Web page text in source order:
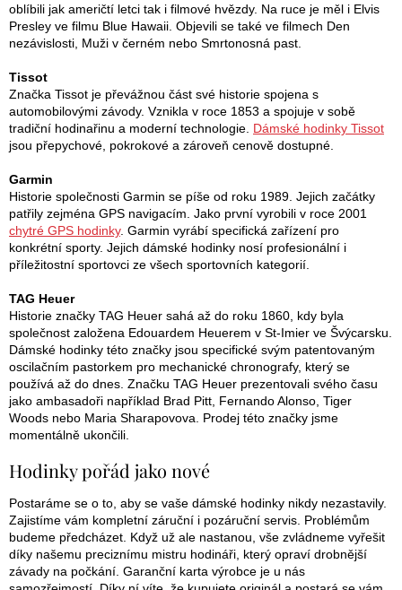
oblíbili jak američtí letci tak i filmové hvězdy. Na ruce je měl i Elvis
Presley ve filmu Blue Hawaii. Objevili se také ve filmech Den
nezávislosti, Muži v černém nebo Smrtonosná past.
Tissot
Značka Tissot je převážnou část své historie spojena s
automobilovými závody. Vznikla v roce 1853 a spojuje v sobě
tradiční hodinařinu a moderní technologie. Dámské hodinky Tissot
jsou přepychové, pokrokové a zároveň cenově dostupné.
Garmin
Historie společnosti Garmin se píše od roku 1989. Jejich začátky
patřily zejména GPS navigacím. Jako první vyrobili v roce 2001
chytré GPS hodinky. Garmin vyrábí specifická zařízení pro
konkrétní sporty. Jejich dámské hodinky nosí profesionální i
příležitostní sportovci ze všech sportovních kategorií.
TAG Heuer
Historie značky TAG Heuer sahá až do roku 1860, kdy byla
společnost založena Edouardem Heuerem v St-Imier ve Švýcarsku.
Dámské hodinky této značky jsou specifické svým patentovaným
oscilačním pastorkem pro mechanické chronografy, který se
používá až do dnes. Značku TAG Heuer prezentovali svého času
jako ambasadoři například Brad Pitt, Fernando Alonso, Tiger
Woods nebo Maria Sharapovova. Prodej této značky jsme
momentálně ukončili.
Hodinky pořád jako nové
Postaráme se o to, aby se vaše dámské hodinky nikdy nezastavily.
Zajistíme vám kompletní záruční i pozáruční servis. Problémům
budeme předcházet. Když už ale nastanou, vše zvládneme vyřešit
díky našemu preciznímu mistru hodináři, který opraví drobnější
závady na počkání. Garanční karta výrobce je u nás